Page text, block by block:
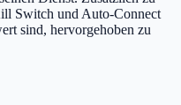
Switch und Auto-Connect
sind, hervorgehoben zu